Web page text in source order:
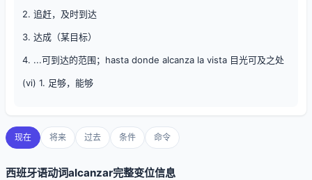
2. 追赶，及时到达
3. 达成（某目标）
4. ...可到达的范围；hasta donde alcanza la vista 目光可及之处
(vi) 1. 足够，能够
现在 将来 过去 条件 命令
西班牙语动词alcanzar完整变位信息